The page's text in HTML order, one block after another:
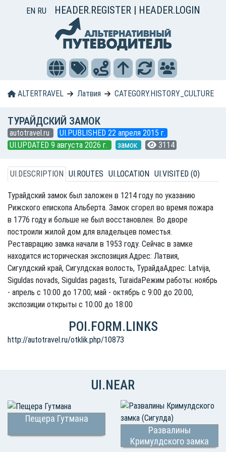
EN RU HEADER.REGISTER | HEADER.LOGIN
ALTERTRAVEL Латвия CATEGORY.HISTORY_CULTURE
ТУРАЙДСКИЙ ЗАМОК
autotravel.ru
UI.PUBLISHED 22 апреля 2015 г.
UI.UPDATED 9 августа 2026 г.
замок 3114
UI.DESCRIPTION UI.ROUTES UI.LOCATION UI.VISITED (0)
Турайдский замок был заложен в 1214 году по указанию
Рижского епископа Альберта. Замок сгорел во время пожара
в 1776 году и больше не был восстановлен. Во дворе
построили жилой дом для владельцев поместья.
Реставрацию замка начали в 1953 году. Сейчас в замке
находится историческая экспозиция.Адрес: Латвия,
Сигулдский край, Сигулдская волость, ТурайдаАдрес: Latvija,
Siguldas novads, Siguldas pagasts, TuraidaРежим работы: ноябрь
- апрель с 10:00 до 17:00; май - октябрь с 9:00 до 20:00,
экспозиции открыты с 10:00 до 18:00
POI.FORM.LINKS
http://autotravel.ru/otklik.php/10873
UI.NEAR
Пещера Гутмана
Развалины
Кримулдского замка